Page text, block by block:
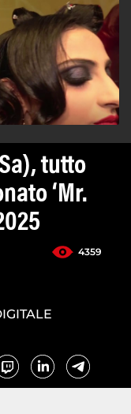
tutto
‘Mr.
4359